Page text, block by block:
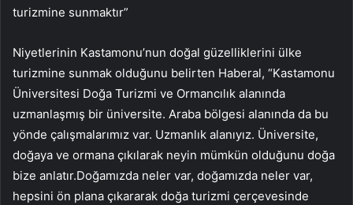
turizmine sunmaktır”
Niyetlerinin Kastamonu’nun doğal güzelliklerini ülke
turizmine sunmak olduğunu belirten Haberal, “Kastamonu
Üniversitesi Doğa Turizmi ve Ormancılık alanında
uzmanlaşmış bir üniversite. Araba bölgesi alanında da bu
yönde çalışmalarımız var. Uzmanlık alanıyız. Üniversite,
doğaya ve ormana çıkılarak neyin mümkün olduğunu doğa
bize anlatır.Doğamızda neler var, doğamızda neler var,
hepsini ön plana çıkararak doğa turizmi çerçevesinde